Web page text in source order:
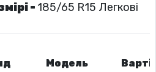
- 185/65 R15 Легкові
Модель